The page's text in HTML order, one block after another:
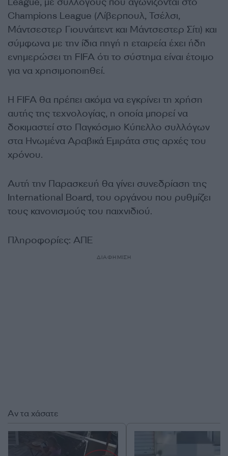
Champions League (Λίβερπουλ, Τσέλσι,
Μάντσεστερ Γιουνάιτεντ και Μάντσεστερ Σίτι) και
σύμφωνα με την ίδια πηγή η εταιρεία έχει ήδη
ενημερώσει τη FIFA ότι το σύστημα είναι έτοιμο
για να χρησιμοποιηθεί.
Η FIFA θα πρέπει ακόμα να εγκρίνει τη χρήση
αυτής της τεχνολογίας, η οποία μπορεί να
δοκιμαστεί στο Παγκόσμιο Κύπελλο συλλόγων
στα Ηνωμένα Αραβικά Εμιράτα στις αρχές του
χρόνου.
Αυτή την Παρασκευή θα γίνει συνεδρίαση της
International Board, του οργάνου που ρυθμίζει
τους κανονισμούς του παιχνιδιού.
Πληροφορίες: ΑΠΕ
ΔΙΑΦΗΜΙΣΗ
Αν τα χάσατε